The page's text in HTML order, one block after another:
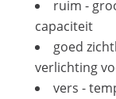
ruim -
capaciteit
goed
verlichting
vers -